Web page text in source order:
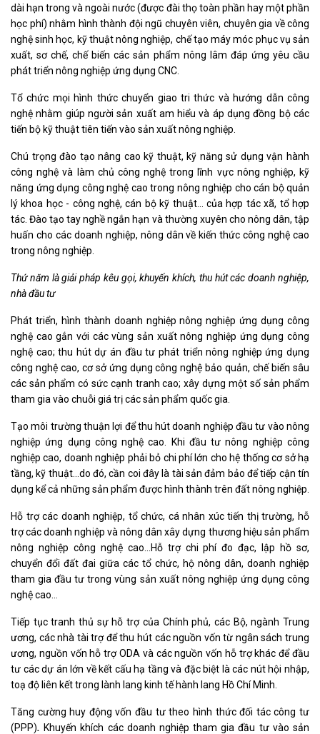
dài hạn trong và ngoài nước (được đài thọ toàn phần hay một phần
học phí) nhằm hình thành đội ngũ chuyên viên, chuyên gia về công
nghệ sinh học, kỹ thuật nông nghiệp, chế tạo máy móc phục vụ sản
xuất, sơ chế, chế biến các sản phẩm nông lâm đáp ứng yêu cầu
phát triển nông nghiệp ứng dụng CNC.
Tổ chức mọi hình thức chuyển giao tri thức và hướng dẫn công
nghệ nhằm giúp người sản xuất am hiểu và áp dụng đồng bộ các
tiến bộ kỹ thuật tiên tiến vào sản xuất nông nghiệp.
Chú trọng đào tạo nâng cao kỹ thuật, kỹ năng sử dụng vận hành
công nghệ và làm chủ công nghệ trong lĩnh vực nông nghiệp, kỹ
năng ứng dụng công nghệ cao trong nông nghiệp cho cán bộ quản
lý khoa học - công nghệ, cán bộ kỹ thuật… của hợp tác xã, tổ hợp
tác. Đào tạo tay nghề ngắn hạn và thường xuyên cho nông dân, tập
huấn cho các doanh nghiệp, nông dân về kiến thức công nghệ cao
trong nông nghiệp.
Thứ năm là giải pháp kêu gọi,khuyến khích, thu hútcác doanh nghiệp,
nhà đầu tư
Phát triển, hình thành doanh nghiệp nông nghiệp ứng dụng công
nghệ cao gắn với các vùng sản xuất nông nghiệp ứng dụng công
nghệ cao; thu hút dự án đầu tư phát triển nông nghiệp ứng dụng
công nghệ cao, cơ sở ứng dụng công nghệ bảo quản, chế biến sâu
các sản phẩm có sức cạnh tranh cao; xây dựng một số sản phẩm
tham gia vào chuỗi giá trị các sản phẩm quốc gia.
Tạo môi trường thuận lợi để thu hút doanh nghiệp đầu tư vào nông
nghiệp ứng dụng công nghệ cao. Khi đầu tư nông nghiệp công
nghiệp cao, doanh nghiệp phải bỏ chi phí lớn cho hệ thống cơ sở hạ
tầng, kỹ thuật…do đó, cần coi đây là tài sản đảm bảo để tiếp cận tín
dụng kể cả những sản phẩm được hình thành trên đất nông nghiệp.
Hỗ trợ các doanh nghiệp, tổ chức, cá nhân xúc tiến thị trường, hỗ
trợ các doanh nghiệp và nông dân xây dựng thương hiệu sản phẩm
nông nghiệp công nghệ cao…Hỗ trợ chi phí đo đạc, lập hồ sơ,
chuyển đổi đất đai giữa các tổ chức, hộ nông dân, doanh nghiệp
tham gia đầu tư trong vùng sản xuất nông nghiệp ứng dụng công
nghệ cao…
Tiếp tục tranh thủ sự hỗ trợ của Chính phủ, các Bộ, ngành Trung
ương, các nhà tài trợ để thu hút các nguồn vốn từ ngân sách trung
ương, nguồn vốn hỗ trợ ODA và các nguồn vốn hỗ trợ khác để đầu
tư các dự án lớn về kết cấu hạ tầng và đặc biệt là các nút hội nhập,
toạ độ liên kết trong lành lang kinh tế hành lang Hồ Chí Minh.
Tăng cường huy động vốn đầu tư theo hình thức đối tác công tư
(PPP). Khuyến khích các doanh nghiệp tham gia đầu tư vào sản